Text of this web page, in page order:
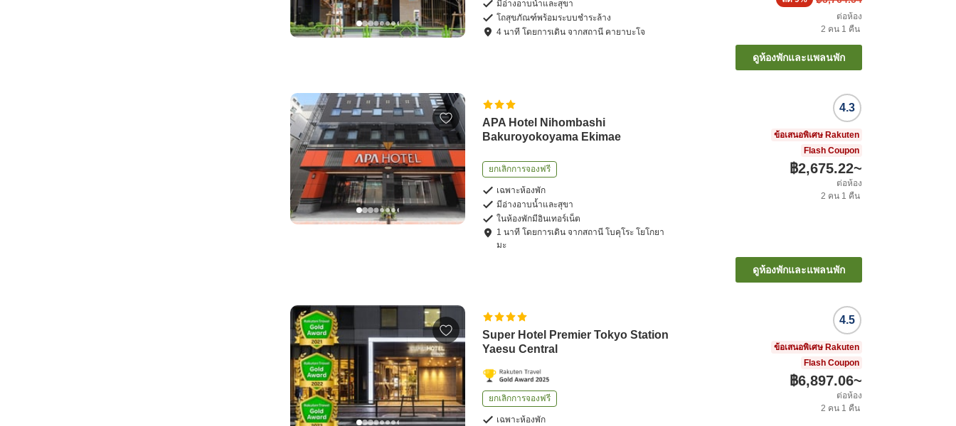
มีอ่างอาบน้ำและสุขา
โถสุขภัณฑ์พร้อมระบบชำระล้าง
4 นาที โดยการเดิน จากสถานี คายาบะโจ
ต่อห้อง
2 คน 1 คืน
ดูห้องพักและแพลนพัก
APA Hotel Nihombashi
Bakuroyokoyama Ekimae
ยกเลิกการจองฟรี
เฉพาะห้องพัก
มีอ่างอาบน้ำและสุขา
ในห้องพักมีอินเทอร์เน็ต
1 นาที โดยการเดิน จากสถานี โบคุโระ โยโกยา
มะ
4.3
ข้อเสนอพิเศษ Rakuten
Flash Coupon
฿2,675.22~
ต่อห้อง
2 คน 1 คืน
ดูห้องพักและแพลนพัก
Super Hotel Premier Tokyo Station
Yaesu Central
ยกเลิกการจองฟรี
เฉพาะห้องพัก
4.5
ข้อเสนอพิเศษ Rakuten
Flash Coupon
฿6,897.06~
ต่อห้อง
2 คน 1 คืน